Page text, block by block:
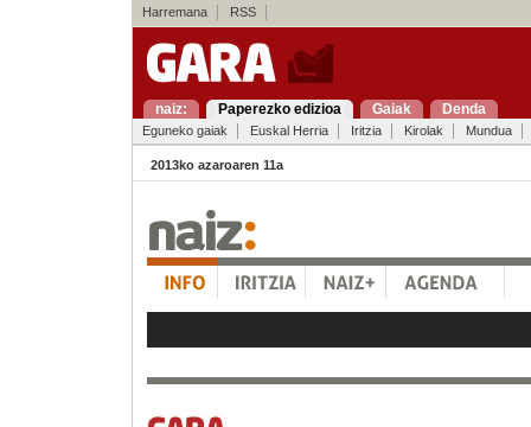
Harremana RSS
naiz: Paperezko edizioa Gaiak Denda
Eguneko gaiak Euskal Herria Iritzia Kirolak Mundua
2013ko azaroaren 11a